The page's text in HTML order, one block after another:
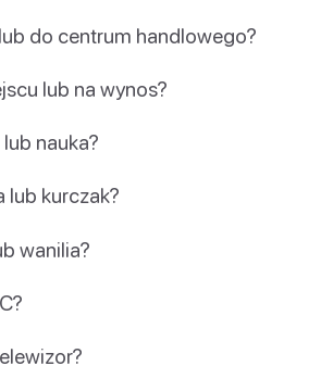
do centrum handlowego?
lub na wynos?
nauka?
lub kurczak?
wanilia?